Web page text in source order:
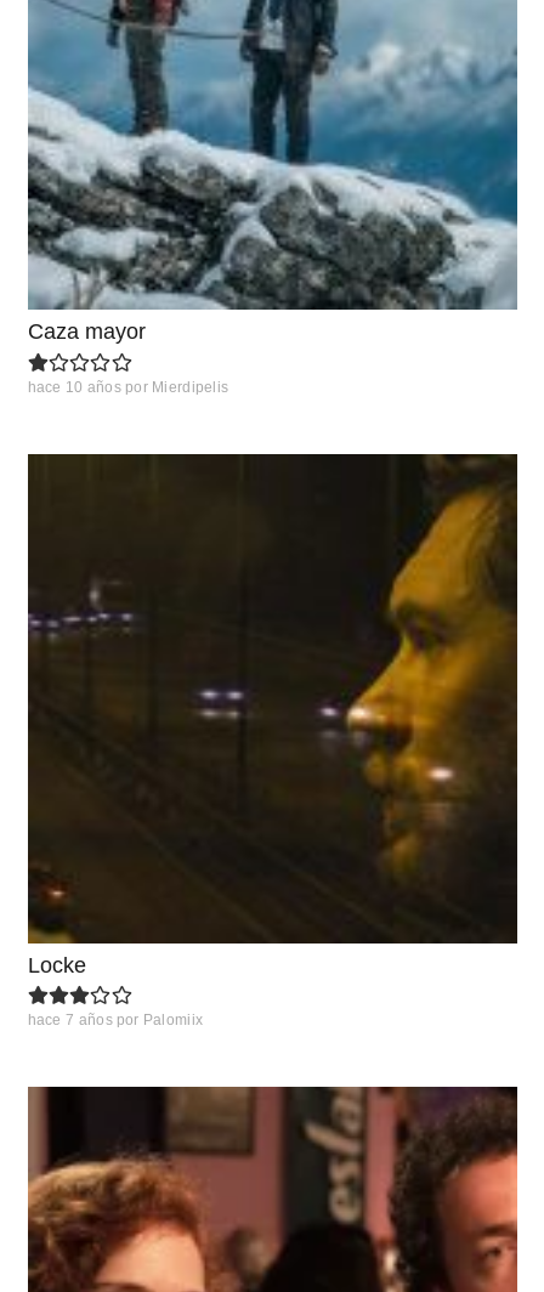
Caza mayor
hace 10 años por Mierdipelis
Locke
hace 7 años por Palomiix